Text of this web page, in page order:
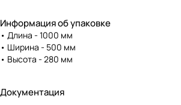
«Аква» оборудованы надежными
клапанами, которые позволяют
как быстро сдуть лодку ПВХ, так и
являются надежной защитой от
ПВХ «Аква» оснащены
Информация об упаковке
• Длина - 1000 мм
• Ширина - 500 мм
• Высота - 280 мм
Документация